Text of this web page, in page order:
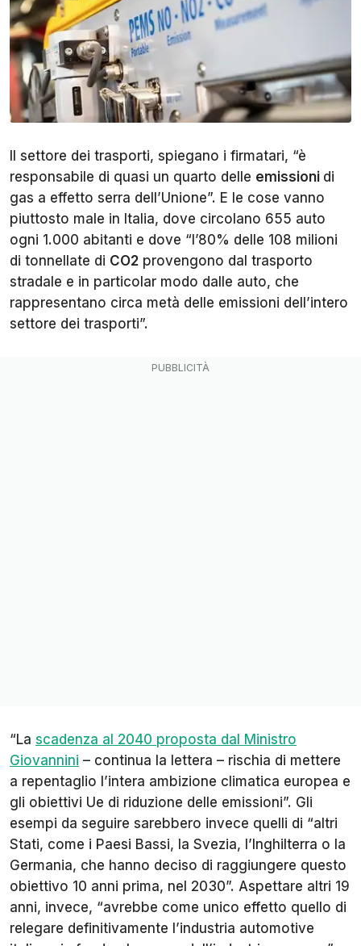
Il settore dei trasporti, spiegano i firmatari, “è
responsabile di quasi un quarto delle emissioni di
gas a effetto serra dell’Unione”. E le cose vanno
piuttosto male in Italia, dove circolano 655 auto
ogni 1.000 abitanti e dove “l’80% delle 108 milioni
di tonnellate di CO2 provengono dal trasporto
stradale e in particolar modo dalle auto, che
rappresentano circa metà delle emissioni dell’intero
settore dei trasporti”.
“La scadenza al 2040 proposta dal Ministro
Giovannini – continua la lettera – rischia di mettere
a repentaglio l’intera ambizione climatica europea e
gli obiettivi Ue di riduzione delle emissioni”. Gli
esempi da seguire sarebbero invece quelli di “altri
Stati, come i Paesi Bassi, la Svezia, l’Inghilterra o la
Germania, che hanno deciso di raggiungere questo
obiettivo 10 anni prima, nel 2030”. Aspettare altri 19
anni, invece, “avrebbe come unico effetto quello di
relegare definitivamente l’industria automotive